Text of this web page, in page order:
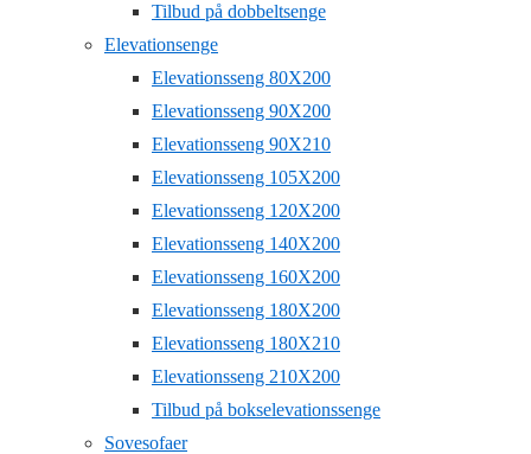
Tilbud på dobbeltsenge
Elevationsenge
Elevationsseng 80X200
Elevationsseng 90X200
Elevationsseng 90X210
Elevationsseng 105X200
Elevationsseng 120X200
Elevationsseng 140X200
Elevationsseng 160X200
Elevationsseng 180X200
Elevationsseng 180X210
Elevationsseng 210X200
Tilbud på bokselevationssenge
Sovesofaer